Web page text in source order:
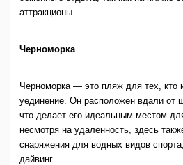
аттракционы.
Черноморка
Черноморка — это пляж для тех, кто
уединение. Он расположен вдали от
что делает его идеальным местом
несмотря на удаленность, здесь
снаряжения для водных видов
дайвинг.